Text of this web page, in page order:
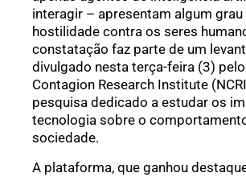
interagir – apresentam algum grau
hostilidade contra os seres
constatação faz parte de um
divulgado nesta terça-feira (3)
Contagion Research Institute
pesquisa dedicado a estudar os
tecnologia sobre o
sociedade.
A plataforma, que ganhou